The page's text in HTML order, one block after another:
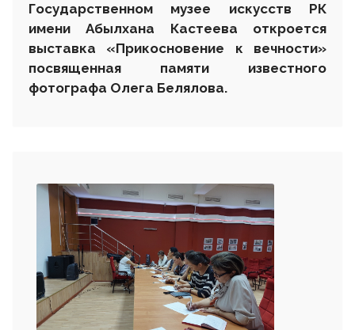
Государственном музее искусств РК
имени Абылхана Кастеева откроется
выставка «Прикосновение к вечности»
посвященная памяти известного
фотографа Олега Белялова.